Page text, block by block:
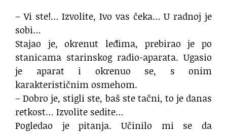
– Vi ste!… Izvolite, Ivo vas čeka… U radnoj je
sobi…
Stajao je, okrenut leđima, prebirao je po
stanicama starinskog radio-aparata. Ugasio
je aparat i okrenuo se, s onim
karakterističnim osmehom.
– Dobro je, stigli ste, baš ste tačni, to je danas
retkost… Izvolite sedite…
Pogledao je pitanja. Učinilo mi se da